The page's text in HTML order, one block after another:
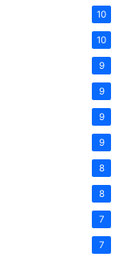
10
10
9
9
9
9
8
8
7
7